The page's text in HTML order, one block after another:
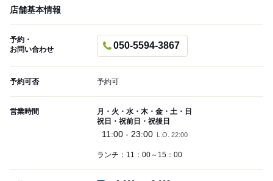
店舗基本情報
予約・
お問い合わせ
050-5594-3867
予約可否 予約可
営業時間
月・火・水・木・金・土・日
祝日・祝前日・祝後日
11:00 - 23:00 L.O. 22:00
ランチ：11：00～15：00